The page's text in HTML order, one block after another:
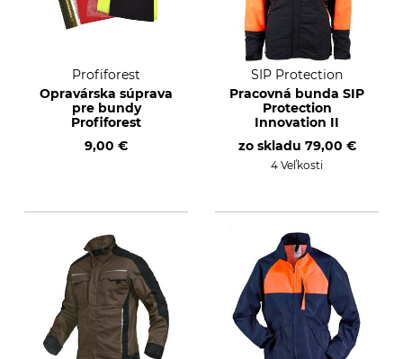
Profiforest
Opravárska súprava
pre bundy
Profiforest
9,00 €
SIP Protection
Pracovná bunda SIP
Protection
Innovation II
zo skladu 79,00 €
4 Veľkosti